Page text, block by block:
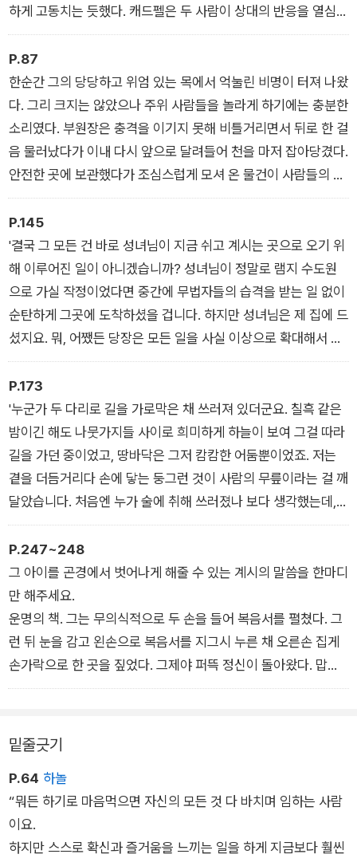
물 도난, 살인, 신념의 갈등, 그리고 캐드펠 수사의 인간적인 통찰
이 어우러진 정교한 미스터리 작품.
하게 고동치는 듯했다. 캐드펠은 두 사람이 상대의 반응을 열심히
의식하고 있음을 깨닫고 서로를 잘 볼 수 있도록 자신이 앉아 있
던 의자를 뒤로 약간 물렸다. 투틸로는 분명 대단한 재능을 지닌
사람이었다. 그는 오랫동안 침묵을 지키다가 어느 날 문득 자신의
아름다운 목소리가 되돌아왔다는 사실을 깨달은 새처럼 신들린
듯 정신없이 연주에 몰입했다.
P.87
한순간 그의 당당하고 위엄 있는 목에서 억눌린 비명이 터져 나왔
다. 그리 크지는 않았으나 주위 사람들을 놀라게 하기에는 충분한
소리였다. 부원장은 충격을 이기지 못해 비틀거리면서 뒤로 한 걸
음 물러났다가 이내 다시 앞으로 달려들어 천을 마저 잡아당겼다.
안전한 곳에 보관했다가 조심스럽게 모셔 온 물건이 사람들의 눈
앞에 고스란히 드러났다. 그건 은으로 양각된 성골함이 아니라,
그보다 폭이 더 좁고 길이도 짧은 한 토막의 목재였다. 오랜 시간
에 걸쳐 잘 건조시킨 듯, 나무토막은 한 사람이 쉽게 들 수 있을
만큼 가벼웠다.
결국 그들은 엉뚱한 것을 두고 온갖 조심과 공경을 다한 셈이었
다. 위니프리드 성녀는 이곳에 없었다.
P.145
'결국 그 모든 건 바로 성녀님이 지금 쉬고 계시는 곳으로 오기 위
해 이루어진 일이 아니겠습니까? 성녀님이 정말로 램지 수도원
으로 가실 작정이었다면 중간에 무법자들의 습격을 받는 일 없이
순탄하게 그곳에 도착하셨을 겁니다. 하지만 성녀님은 제 집에 드
셨지요. 뭐, 어쨌든 당장은 모든 일을 사실 이상으로 확대해서 생
각하지는 않는 게 좋겠습니다. 그랬다간 모든 게 다 뒤죽박죽되고
말 테니까요.”
양옆에 앉은 수사들은 소스라치게 놀라 할 말을 잃고 멍하니 그를
바라보았다. 그들의 말문을 막은 것만으로도 백작은 뜻한 바를 달
성한 셈이었다.
P.173
'누군가 두 다리로 길을 가로막은 채 쓰러져 있더군요. 칠흑 같은
밤이긴 해도 나뭇가지들 사이로 희미하게 하늘이 보여 그걸 따라
길을 가던 중이었고, 땅바닥은 그저 캄캄한 어둠뿐이었죠. 저는
곁을 더듬거리다 손에 닿는 둥그런 것이 사람의 무릎이라는 걸 깨
달았습니다. 처음엔 누가 술에 취해 쓰러졌나 보다 생각했는데,
그 사람은 꼼짝도 하지 않았고 아무 소리도 내지 않더군요. 손으
로 넓적다리에서 엉덩이를 거쳐 위로 더듬어 올라가다가 그 사람
얼굴로 짐작되는 곳에 이르러 거기 귀를 바싹 갖다 대보니 숨소리
가 들리지 않았어요. 그가 살아 있다는 어떤 증거도 찾을 수 없었
지요. 그러다 그 사람 머리의 움푹 꺼진 부분에 손이 닿았고, 그제
야 전 그가 죽었음을 확실히 알았습니다. 두개골이 깨져 있었어
요!”
P.247~248
그 아이를 곤경에서 벗어나게 해줄 수 있는 계시의 말씀을 한마디
만 해주세요.
운명의 책. 그는 무의식적으로 두 손을 들어 복음서를 펼쳤다. 그
런 뒤 눈을 감고 왼손으로 복음서를 지그시 누른 채 오른손 집게
손가락으로 한 곳을 짚었다. 그제야 퍼뜩 정신이 돌아왔다. 맙소
사, 내가 무슨 짓을 하고 있는 거지. 캐드펠은 숨을 죽이고 가만히
앞에는 「마태오의 복음서」 10장이 펼쳐져 있었다. 그의 손가락이
꽉 누르고 있는 부분은 21절이었다.
뒤늦게 공부를 시작한 탓에 라틴어 실력이 시원치 않았지만, 그
부분은 비교적 간단해서 캐드펠도 쉽게 읽을 수 있었다.
“형제끼리 서로 잡아 넘겨 죽게 할 것이며…….”
밑줄긋기
P.64 하놀
“뭐든 하기로 마음먹으면 자신의 모든 것 다 바치며 임하는 사람
이요.
하지만 스스로 확신과 즐거움을 느끼는 일을 하게 지금보다 훨씬